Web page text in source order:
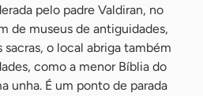
pelo padre Valdiran, no
de museus de antiguidades,
o local abriga também
como a menor Bíblia do
unha. É um ponto de parada